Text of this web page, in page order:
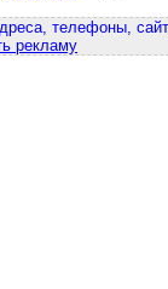
телефоны,
рекламу